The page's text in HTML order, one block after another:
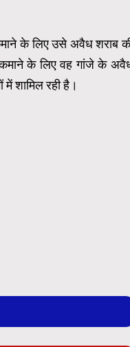
के लिए उसे अवैध शराब
कमाने के लिए वह गांजे के
शामिल रही है।